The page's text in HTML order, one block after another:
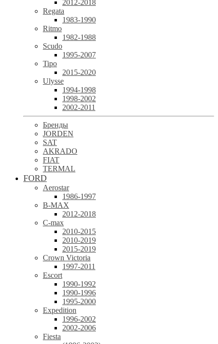
2012-2018
Regata
1983-1990
Ritmo
1982-1988
Scudo
1995-2007
Tipo
2015-2020
Ulysse
1994-1998
1998-2002
2002-2011
Бренды
JORDEN
SAT
AKRADO
FIAT
TERMAL
FORD
Aerostar
1986-1997
B-MAX
2012-2018
C-max
2010-2015
2010-2019
2015-2019
Crown Victoria
1997-2011
Escort
1990-1992
1990-1996
1995-2000
Expedition
1996-2002
2002-2006
Fiesta